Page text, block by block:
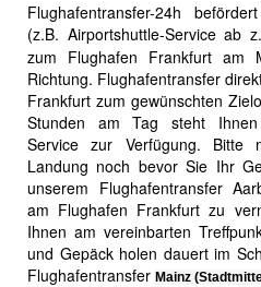
Flughafentransfer-24h
(z.B. Airportshuttle-Service ab
zum Flughafen Frankfurt am
Richtung. Flughafentransfer
Frankfurt zum gewünschten
Stunden am Tag steht Ihnen
Service zur Verfügung.
Landung noch bevor Sie Ihr
unserem Flughafentransfer
am Flughafen Frankfurt zu
Ihnen am vereinbarten
und Gepäck holen dauert im
Flughafentransfer Mainz